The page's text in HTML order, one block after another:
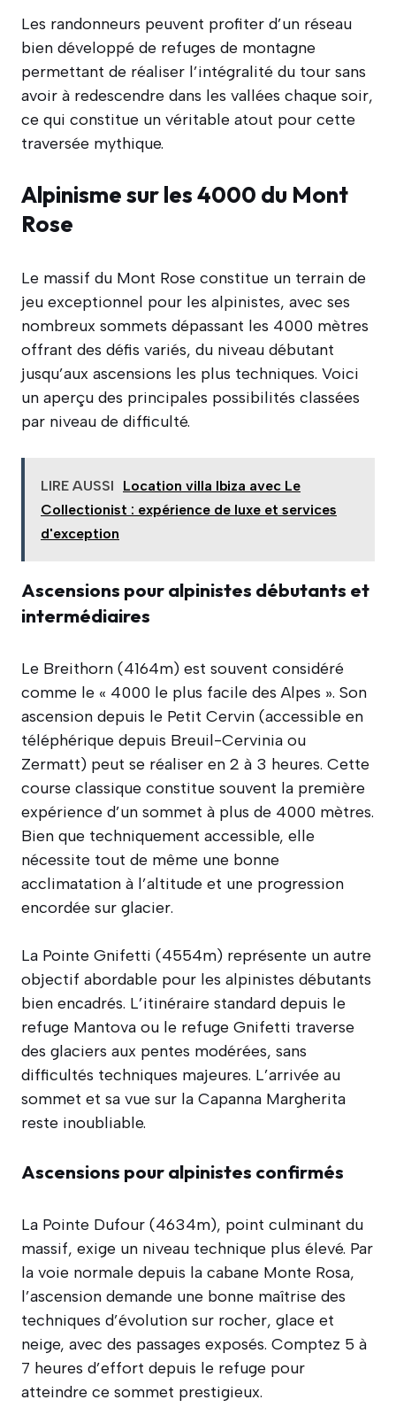
Les randonneurs peuvent profiter d’un réseau
bien développé de refuges de montagne
permettant de réaliser l’intégralité du tour sans
avoir à redescendre dans les vallées chaque soir,
ce qui constitue un véritable atout pour cette
traversée mythique.
Alpinisme sur les 4000 du Mont
Rose
Le massif du Mont Rose constitue un terrain de
jeu exceptionnel pour les alpinistes, avec ses
nombreux sommets dépassant les 4000 mètres
offrant des défis variés, du niveau débutant
jusqu’aux ascensions les plus techniques. Voici
un aperçu des principales possibilités classées
par niveau de difficulté.
LIRE AUSSI
Location villa Ibiza avec Le
Collectionist : expérience de luxe et services
d'exception
Ascensions pour alpinistes débutants et
intermédiaires
Le Breithorn (4164m) est souvent considéré
comme le « 4000 le plus facile des Alpes ». Son
ascension depuis le Petit Cervin (accessible en
téléphérique depuis Breuil-Cervinia ou
Zermatt) peut se réaliser en 2 à 3 heures. Cette
course classique constitue souvent la première
expérience d’un sommet à plus de 4000 mètres.
Bien que techniquement accessible, elle
nécessite tout de même une bonne
acclimatation à l’altitude et une progression
encordée sur glacier.
La Pointe Gnifetti (4554m) représente un autre
objectif abordable pour les alpinistes débutants
bien encadrés. L’itinéraire standard depuis le
refuge Mantova ou le refuge Gnifetti traverse
des glaciers aux pentes modérées, sans
difficultés techniques majeures. L’arrivée au
sommet et sa vue sur la Capanna Margherita
reste inoubliable.
Ascensions pour alpinistes confirmés
La Pointe Dufour (4634m), point culminant du
massif, exige un niveau technique plus élevé. Par
la voie normale depuis la cabane Monte Rosa,
l’ascension demande une bonne maîtrise des
techniques d’évolution sur rocher, glace et
neige, avec des passages exposés. Comptez 5 à
7 heures d’effort depuis le refuge pour
atteindre ce sommet prestigieux.